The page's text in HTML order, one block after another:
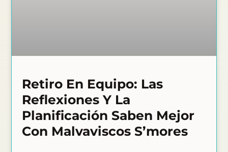
Retiro En Equipo: Las
Reflexiones Y La
Planificación Saben Mejor
Con Malvaviscos S’mores